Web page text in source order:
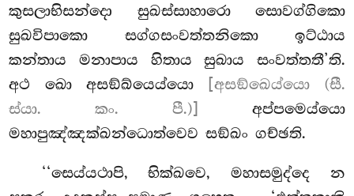
කුසලාභිසන්දො සුඛස්සාහාරො සොවග්ගිකො
සුඛවිපාකො සග්ගසංවත්තනිකො ඉට්ඨාය
කන්තාය මනාපාය හිතාය සුඛාය සංවත්තතී’ති.
අථ ඛො අසඞ්ඛ්යෙය්යො
[අසඞ්ඛෙය්යො (සී.
ස්යා. කං. පී.)]
අප්පමෙය්යො
මහාපුඤ්ඤක්ඛන්ධොත්වෙව සඞ්ඛං ගච්ඡති.
‘‘සෙය්යථාපි, භික්ඛවෙ, මහාසමුද්දෙ න